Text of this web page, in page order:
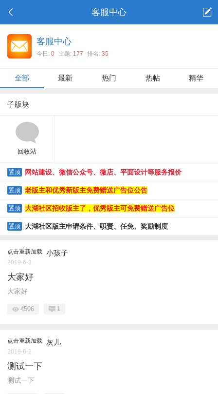
客服中心
客服中心
今日: 0 主题: 177 排名: 35
全部 最新 热门 热帖 精华
子版块
回收站
置顶 网站建设、微信公众号、微店、平面设计等服务报价
置顶 老版主和优秀新版主免费赠送广告位公告
置顶 大湖社区招收版主了，优秀版主可免费赠送广告位
置顶 大湖社区版主申请条件、职责、任免、奖励制度
点击重新加载 小孩子
2019-6-3
大家好
大家好
4506 1
点击重新加载 灰儿
2019-6-2
测试一下
测试一下